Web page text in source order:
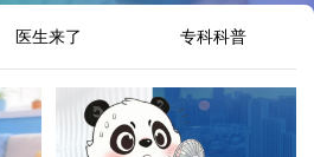
医生来了 专科科普